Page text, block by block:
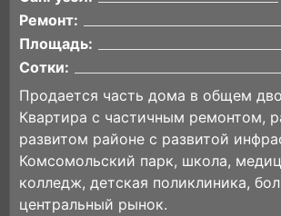
Ремонт:
Площадь:
Сотки:
Продается часть дома в общем
Квартира с частичным ремонтом,
развитом районе с развитой
Комсомольский парк, школа,
колледж, детская поликлиника,
центральный рынок.